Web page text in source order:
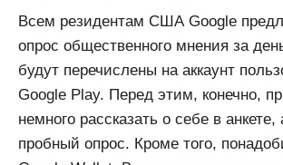
Всем резидентам США Google
опрос общественного мнения за
будут перечислены на аккаунт
Google Play. Перед этим, конечно,
немного рассказать о себе в анкете,
пробный опрос. Кроме того,